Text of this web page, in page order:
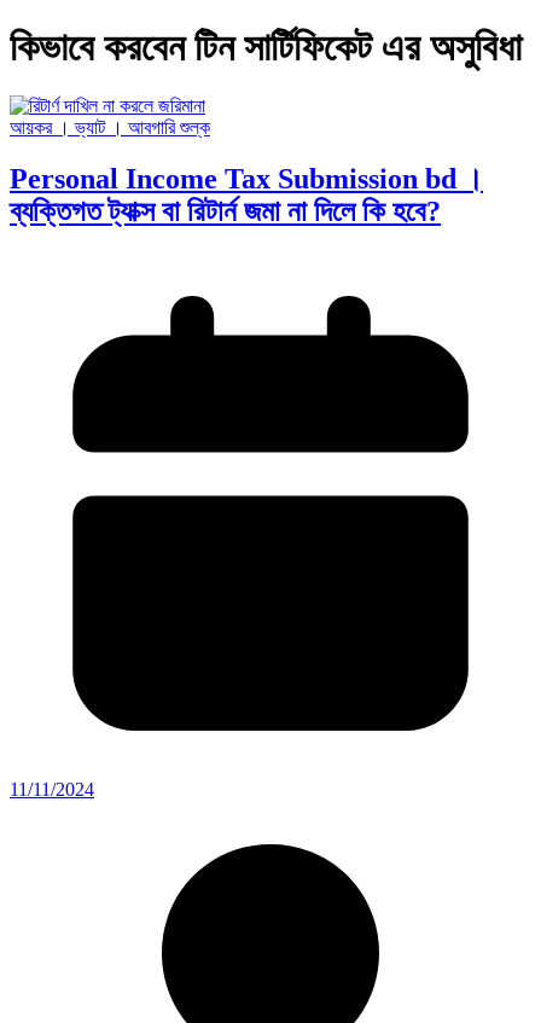
কিভাবে করবেন টিন সার্টিফিকেট এর অসুবিধা
আয়কর । ভ্যাট । আবগারি শুল্ক
Personal Income Tax Submission bd ।
ব্যক্তিগত ট্যাক্স বা রিটার্ন জমা না দিলে কি হবে?
11/11/2024